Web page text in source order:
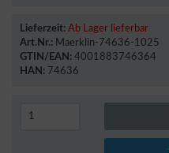
Lieferzeit: Ab Lager lieferbar
Art.Nr.: Maerklin-74636-1025
GTIN/EAN: 4001883746364
HAN: 74636